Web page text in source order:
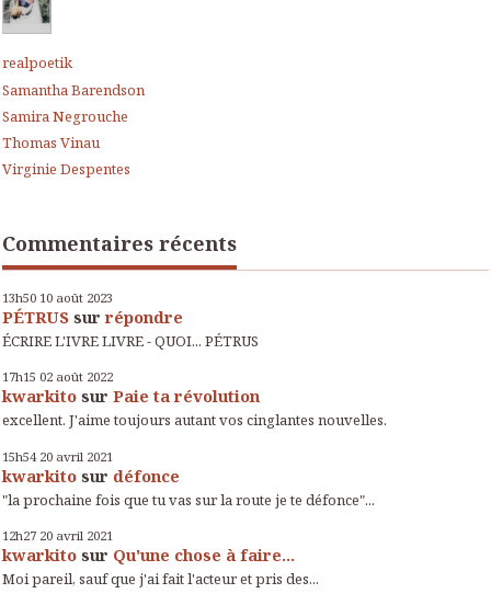
realpoetik
Samantha Barendson
Samira Negrouche
Thomas Vinau
Virginie Despentes
Commentaires récents
13h50 10 août 2023
PÉTRUS surrépondre
ÉCRIRE L'IVRE LIVRE - QUOI... PÉTRUS
17h15 02 août 2022
kwarkito sur Paie ta révolution
excellent. J'aime toujours autant vos cinglantes nouvelles.
15h54 20 avril 2021
kwarkito sur défonce
"la prochaine fois que tu vas sur la route je te défonce"...
12h27 20 avril 2021
kwarkito sur Qu'une chose à faire...
Moi pareil, sauf que j'ai fait l'acteur et pris des...